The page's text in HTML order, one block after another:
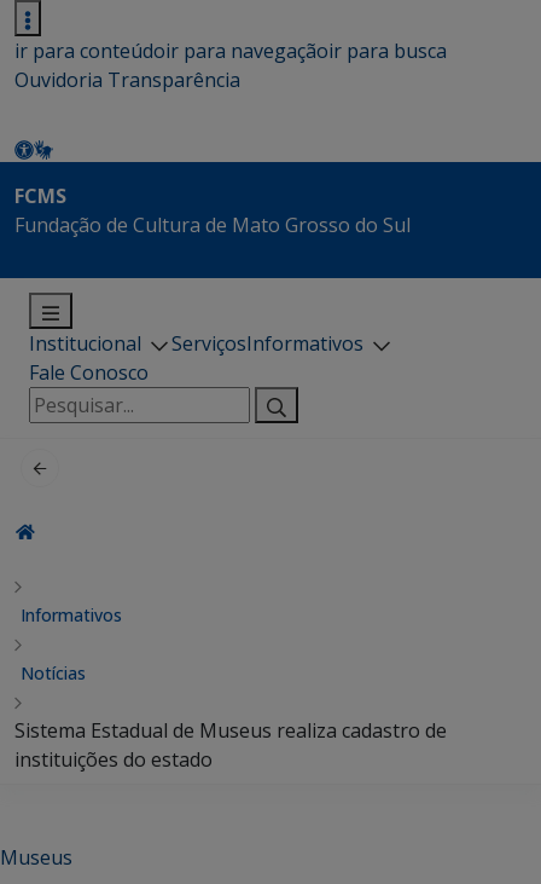
ir para conteúdoir para navegaçãoir para busca
Ouvidoria Transparência
FCMS
Fundação de Cultura de Mato Grosso do Sul
Institucional ServiçosInformativos
Fale Conosco
Pesquisar
por:
Informativos
Notícias
Sistema Estadual de Museus realiza cadastro de
instituições do estado
Museus